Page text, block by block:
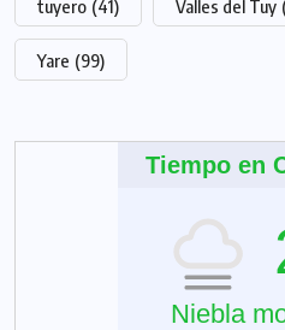
tuyero (41) Valles del Tuy
Yare (99)
Tiempo en
Niebla